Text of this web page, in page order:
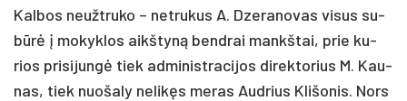
Kal­bos neužt­ru­ko – ne­tru­kus A. Dze­ra­no­vas vi­sus su­
būrė į mo­kyk­los aikš­tyną bend­rai mankš­tai, prie ku­
rios pri­si­jungė tiek ad­mi­nist­ra­ci­jos di­rek­to­rius M. Kau­
nas, tiek nuo­ša­ly ne­likęs me­ras Aud­rius Kli­šo­nis. Nors